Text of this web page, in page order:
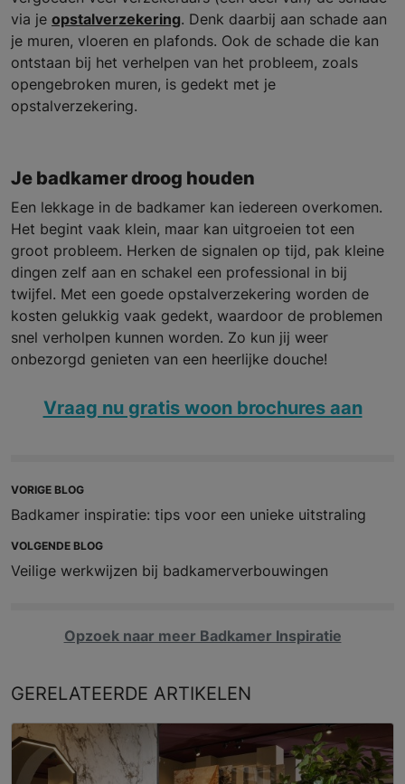
via je opstalverzekering. Denk daarbij aan schade aan
je muren, vloeren en plafonds. Ook de schade die kan
ontstaan bij het verhelpen van het probleem, zoals
opengebroken muren, is gedekt met je
opstalverzekering.
Je badkamer droog houden
Een lekkage in de badkamer kan iedereen overkomen.
Het begint vaak klein, maar kan uitgroeien tot een
groot probleem. Herken de signalen op tijd, pak kleine
dingen zelf aan en schakel een professional in bij
twijfel. Met een goede opstalverzekering worden de
kosten gelukkig vaak gedekt, waardoor de problemen
snel verholpen kunnen worden. Zo kun jij weer
onbezorgd genieten van een heerlijke douche!
Vraag nu gratis woon brochures aan
VORIGE BLOG
Badkamer inspiratie: tips voor een unieke uitstraling
VOLGENDE BLOG
Veilige werkwijzen bij badkamerverbouwingen
Opzoek naar meer Badkamer Inspiratie
GERELATEERDE ARTIKELEN